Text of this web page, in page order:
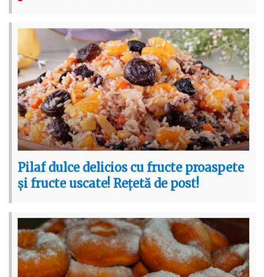
Pilaf dulce delicios cu fructe proaspete
și fructe uscate! Rețetă de post!